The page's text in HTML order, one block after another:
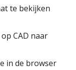
te bekijken
CAD naar
in de browser